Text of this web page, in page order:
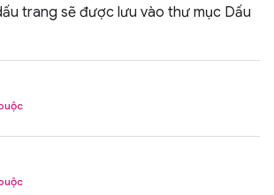
trang sẽ được lưu vào thư mục Dấu